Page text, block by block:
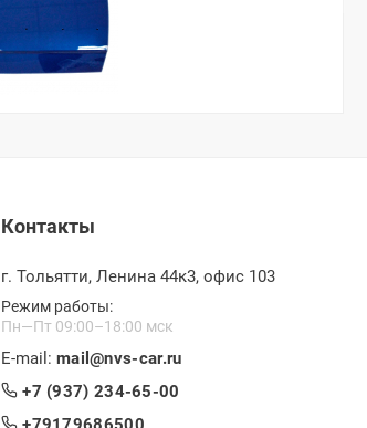
Контакты
г. Тольятти, Ленина 44к3, офис 103
Режим работы:
Пн—Пт 09:00–18:00 мск
E-mail: mail@nvs-car.ru
+7 (937) 234-65-00